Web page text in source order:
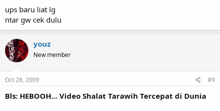
ups baru liat lg
ntar gw cek dulu
youz
New member
Oct 28, 2009 #9
Bls: HEBOOH… Video Shalat Tarawih Tercepat di Dunia